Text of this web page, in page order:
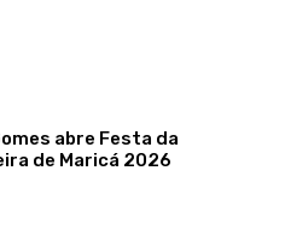
abre Festa da
de Maricá 2026